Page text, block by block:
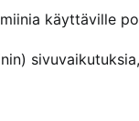
käyttäville
sivuvaikutuksia,